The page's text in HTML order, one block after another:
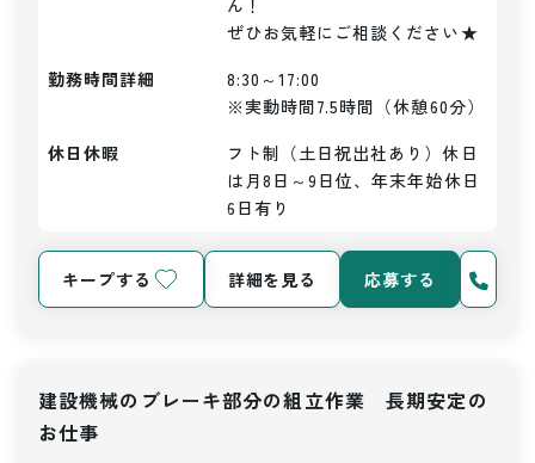
ん！
ぜひお気軽にご相談ください★
勤務時間詳細
8:30～17:00
※実動時間7.5時間（休憩60分）
休日休暇
フト制（土日祝出社あり）休日
は月8日～9日位、年末年始休日
6日有り
キープする 詳細を見る 応募する
建設機械のブレーキ部分の組立作業 長期安定の
お仕事